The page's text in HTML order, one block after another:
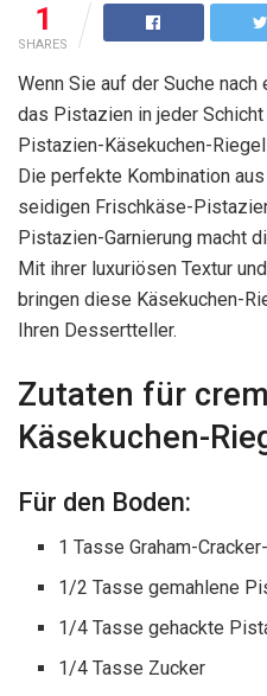
1
SHARES
Wenn Sie auf der Suche
das Pistazien in jeder
Pistazien-Käsekuchen-
Die perfekte Kombination
seidigen Frischkäse-
Pistazien-Garnierung macht
Mit ihrer luxuriösen Textur
bringen diese Käsekuchen-
Ihren Dessertteller.
Zutaten für
Käsekuchen-
Für den Boden:
1 Tasse Graham-
1/2 Tasse gemahlene
1/4 Tasse gehackte
1/4 Tasse Zucker